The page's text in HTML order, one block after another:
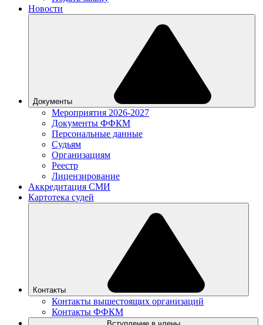
Новости
Документы
Мероприятия 2026-2027
Документы ФФКМ
Персональные данные
Судьям
Организациям
Реестр
Лицензирование
Аккредитация СМИ
Картотека судей
Контакты
Контакты вышестоящих организаций
Контакты ФФКМ